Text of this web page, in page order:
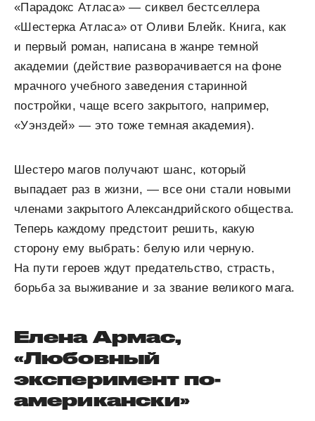
«Парадокс Атласа» — сиквел бестселлера
«Шестерка Атласа» от Оливи Блейк. Книга, как
и первый роман, написана в жанре темной
академии (действие разворачивается на фоне
мрачного учебного заведения старинной
постройки, чаще всего закрытого, например,
«Уэнздей» — это тоже темная академия).
Шестеро магов получают шанс, который
выпадает раз в жизни, — все они стали новыми
членами закрытого Александрийского общества.
Теперь каждому предстоит решить, какую
сторону ему выбрать: белую или черную.
На пути героев ждут предательство, страсть,
борьба за выживание и за звание великого мага.
Елена Армас,
«Любовный
эксперимент по-
американски»